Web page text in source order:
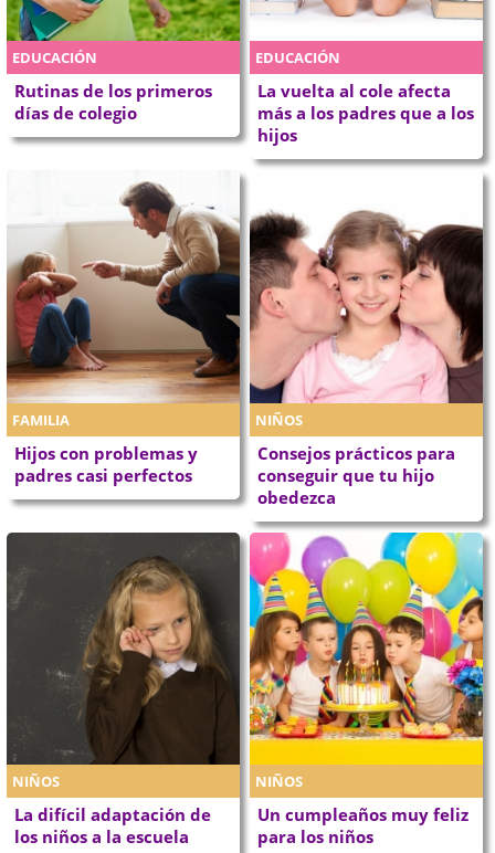
EDUCACIÓN
Rutinas de los primeros
días de colegio
EDUCACIÓN
La vuelta al cole afecta
más a los padres que a los
hijos
FAMILIA
Hijos con problemas y
padres casi perfectos
NIÑOS
Consejos prácticos para
conseguir que tu hijo
obedezca
NIÑOS
La difícil adaptación de
los niños a la escuela
NIÑOS
Un cumpleaños muy feliz
para los niños